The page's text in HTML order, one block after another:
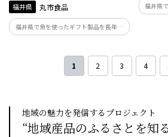
福井県 丸市食品
福井県で魚を使ったギフト製品を長年開
発、販売している美飾遊膳が手がける海
汁醤油のジュレをデザート状に仕立てた
解凍するだけで食べられる海鮮丼の具で
福井県
発、販
1 2 3 4
地域の魅力を発信するプロジェクト
“地域産品のふるさとを知